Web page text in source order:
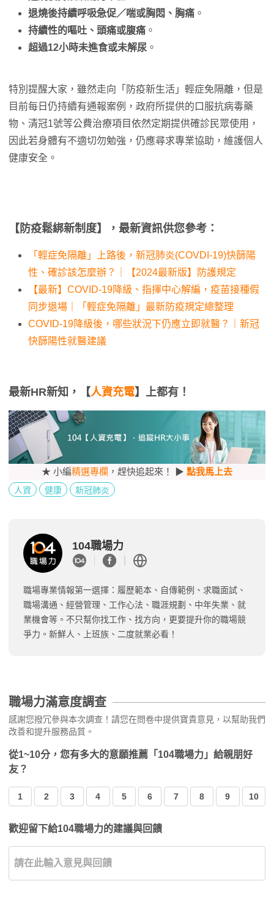
退燒後持續呼吸急促／喘或胸悶、胸痛 。
持續性的嘔吐、頭痛或腹痛 。
超過12小時未進食或未解尿 。
特別提醒大家，雖然走向「防疫新生活」輕症免隔離，但是
目前每日仍持續有通報案例，政府所提供的口服抗病毒藥
物、清冠1號等公費治療項目依然定期提供確診民眾使用，
因此若身體有不適切勿勉強，仍應尋求專業協助，維護個人
健康安全。
【防疫鬆綁新制度】，最新資訊供您參考：
「輕症免隔離」上路後，新冠肺炎(COVDI-19)快篩陽
性、確診該怎麼辦？｜【2024最新版】防護規定
【最新】COVID-19降級、指揮中心解編，疫苗接種假
同步退場｜「輕症免隔離」最新防疫規定總整理
COVID-19降級後，哪些狀況下仍應立即就醫？｜新冠
快篩陽性就醫建議
最新HR新知，【人資充電】上都有！
★ 小編精選專欄 ，趕快追起來！ ▶ 點我馬上去
人資 健康 新冠肺炎
104職場力
職場專業情報第一選擇：履歷範本、自傳範例、求職面試、
職場溝通、經營管理、工作心法、職涯規劃、中年失業、就
業機會等。不只幫你找工作、找方向，更要提升你的職場競
爭力。新鮮人、上班族、二度就業必看！
職場力滿意度調查
感謝您撥冗參與本次調查！請您在問卷中提供寶貴意見，以幫助我們
改善和提升服務品質。
從1~10分，您有多大的意願推薦「104職場力」給親朋好
友？
1 2 3 4 5 6 7 8 9 10
歡迎留下給104職場力的建議與回饋